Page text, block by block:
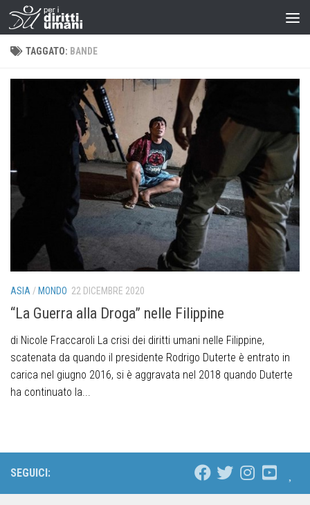
TAGGATO: BANDE
ASIA / MONDO 22 DICEMBRE 2020
“La Guerra alla Droga” nelle Filippine
di Nicole Fraccaroli La crisi dei diritti umani nelle Filippine,
scatenata da quando il presidente Rodrigo Duterte è entrato in
carica nel giugno 2016, si è aggravata nel 2018 quando Duterte
ha continuato la...
SEGUICI: